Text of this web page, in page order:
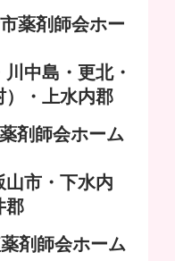
薬剤師会ホー
中島・更北・
）・上水内郡
師会ホーム
市・下水内
郡
師会ホーム